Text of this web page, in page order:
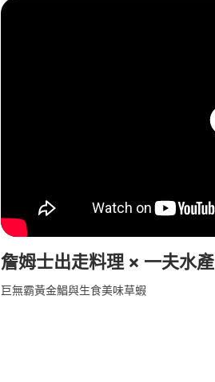
詹姆士出走料理 × 一夫水產
巨無霸黃金鯧與生食美味草蝦